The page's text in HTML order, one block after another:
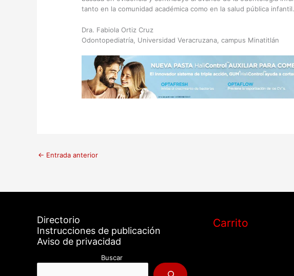
tanto en la comunidad académica como en la salud pública infantil.
Dra. Fabiola Ortiz Cruz
Odontopediatría, Universidad Veracruzana, campus Minatitlán
← Entrada anterior
Directorio
Instrucciones de publicación
Aviso de privacidad
Buscar
Carrito